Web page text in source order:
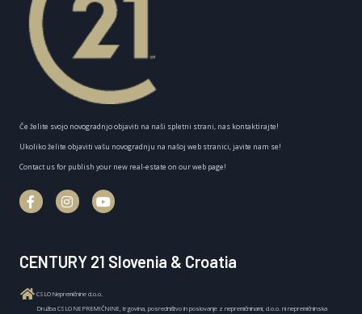
Če želite svojo novogradnjo objaviti na naši spletni strani, nas kontaktirajte!
Ukoliko želite objaviti vašu novogradnju na našoj web stranici, javite nam se!
Contact us for publish your new real-estate on our web page!
CENTURY 21 Slovenia & Croatia
CSLO Nepremičnine d.o.o.
Družba CSLO NEPREMIČNINE, trgovina, posredništvo in poslovanje z nepremičninami, d.o.o. ni nepremičninska